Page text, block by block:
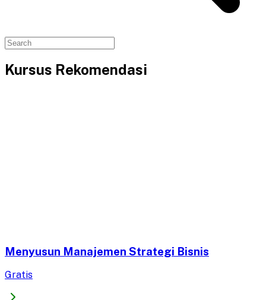
Kursus Rekomendasi
Menyusun Manajemen Strategi Bisnis
Gratis